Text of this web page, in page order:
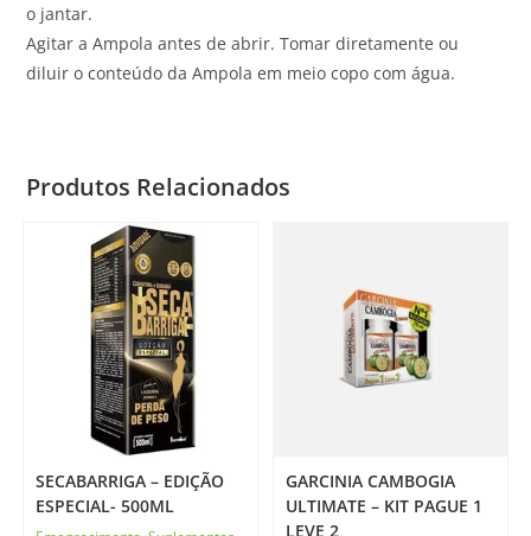
o jantar.
Agitar a Ampola antes de abrir. Tomar diretamente ou
diluir o conteúdo da Ampola em meio copo com água.
Produtos Relacionados
SECABARRIGA – EDIÇÃO
ESPECIAL- 500ML
GARCINIA CAMBOGIA
ULTIMATE – KIT PAGUE 1
LEVE 2